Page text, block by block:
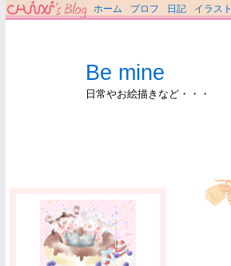
ホーム プロフ 日記 イラスト
Be mine
日常やお絵描きなど・・・